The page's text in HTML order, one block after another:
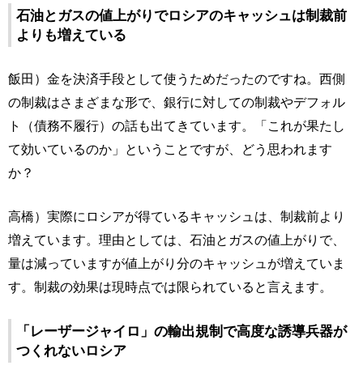
石油とガスの値上がりでロシアのキャッシュは制裁前
よりも増えている
飯田）金を決済手段として使うためだったのですね。西側
の制裁はさまざまな形で、銀行に対しての制裁やデフォル
ト（債務不履行）の話も出てきています。「これが果たし
て効いているのか」ということですが、どう思われます
か？
高橋）実際にロシアが得ているキャッシュは、制裁前より
増えています。理由としては、石油とガスの値上がりで、
量は減っていますが値上がり分のキャッシュが増えていま
す。制裁の効果は現時点では限られていると言えます。
「レーザージャイロ」の輸出規制で高度な誘導兵器が
つくれないロシア